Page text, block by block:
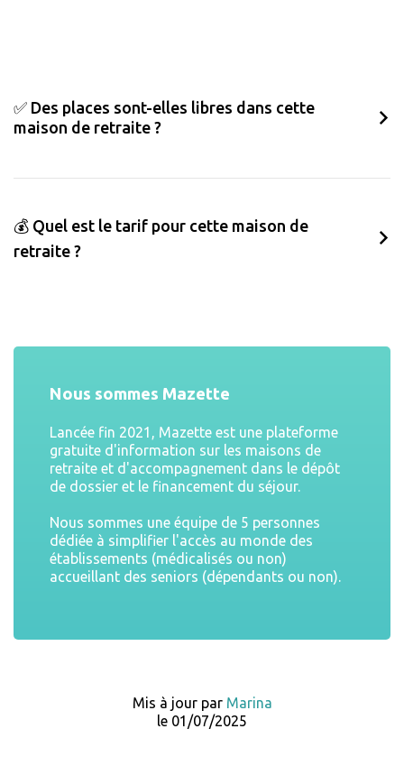
✅ Des places sont-elles libres dans cette
maison de retraite ?
💰 Quel est le tarif pour cette maison de
retraite ?
Nous sommes Mazette
Lancée fin 2021, Mazette est une plateforme
gratuite d'information sur les maisons de
retraite et d'accompagnement dans le dépôt
de dossier et le financement du séjour.
Nous sommes une équipe de 5 personnes
dédiée à simplifier l'accès au monde des
établissements (médicalisés ou non)
accueillant des seniors (dépendants ou non).
Mis à jour par Marina
le 01/07/2025